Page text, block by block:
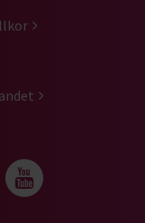
oss på
Följ